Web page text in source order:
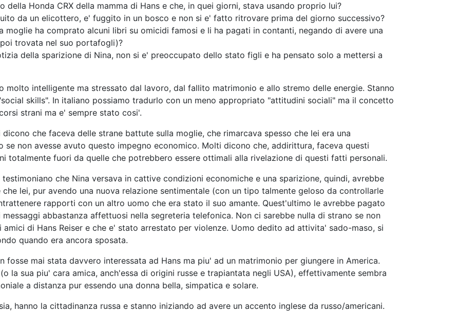
Honda CRX della mamma di Hans e che, in quei giorni, stava usando proprio lui?
da un elicottero, e' fuggito in un bosco e non si e' fatto ritrovare prima del giorno successivo?
ha comprato alcuni libri su omicidi famosi e li ha pagati in contanti, negando di avere una
trovata nel suo portafogli)?
della sparizione di Nina, non si e' preoccupato dello stato figli e ha pensato solo a mettersi a
molto intelligente ma stressato dal lavoro, dal fallito matrimonio e allo stremo delle energie. Stanno
skills". In italiano possiamo tradurlo con un meno appropriato "attitudini sociali" ma il concetto
strani ma e' sempre stato cosi'.
che faceva delle strane battute sulla moglie, che rimarcava spesso che lei era una
se non avesse avuto questo impegno economico. Molti dicono che, addirittura, faceva questi
totalmente fuori da quelle che potrebbero essere ottimali alla rivelazione di questi fatti personali.
che Nina versava in cattive condizioni economiche e una sparizione, quindi, avrebbe
lei, pur avendo una nuova relazione sentimentale (con un tipo talmente geloso da controllarle
rapporti con un altro uomo che era stato il suo amante. Quest'ultimo le avrebbe pagato
abbastanza affettuosi nella segreteria telefonica. Non ci sarebbe nulla di strano se non
di Hans Reiser e che e' stato arrestato per violenze. Uomo dedito ad attivita' sado-maso, si
quando era ancora sposata.
fosse mai stata davvero interessata ad Hans ma piu' ad un matrimonio per giungere in America.
la sua piu' cara amica, anch'essa di origini russe e trapiantata negli USA), effettivamente sembra
a distanza pur essendo una donna bella, simpatica e solare.
hanno la cittadinanza russa e stanno iniziando ad avere un accento inglese da russo/americani.